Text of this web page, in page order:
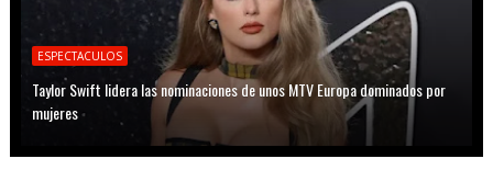
ESPECTACULOS
Taylor Swift lidera las nominaciones de unos MTV Europa dominados por
mujeres